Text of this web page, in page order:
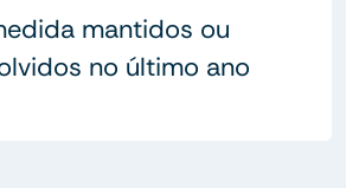
mantidos ou
no último ano